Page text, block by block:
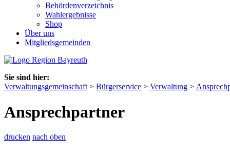
Behördenverzeichnis
Wahlergebnisse
Shop
Über uns
Mitgliedsgemeinden
Sie sind hier:
Verwaltungsgemeinschaft > Bürgerservice > Verwaltung >
Ansprechpartner
drucken nach oben